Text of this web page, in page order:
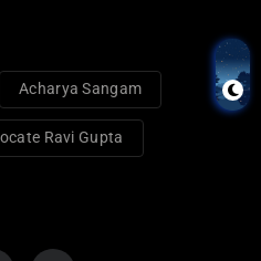
Acharya Sangam
Ravi Gupta